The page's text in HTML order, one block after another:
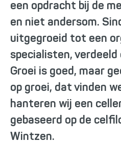
een opdracht bij de
en niet andersom.
uitgegroeid tot een
specialisten, verdeeld
Groei is goed, maar
op groei, dat vinden
hanteren wij een
gebaseerd op de
Wintzen.